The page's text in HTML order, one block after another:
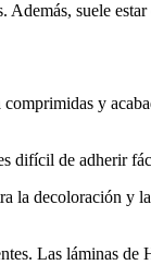
Además, suele
y
difícil de adherir
la decoloración y
Las láminas